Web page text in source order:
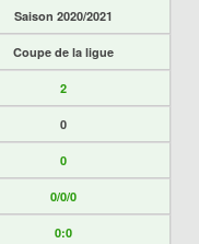
Saison 2020/2021
Coupe de la ligue
2
0
0
0/0/0
0:0